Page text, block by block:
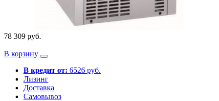
78 309 руб.
В корзину
В кредит от: 6526 руб.
Лизинг
Доставка
Самовывоз